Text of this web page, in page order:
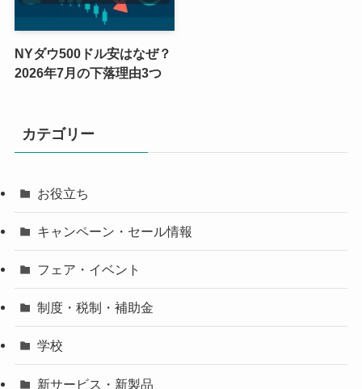
NYダウ500ドル安はなぜ？
2026年7月の下落理由3つ
カテゴリー
お役立ち
キャンペーン・セール情報
フェア・イベント
制度・税制・補助金
学校
新サービス・新製品